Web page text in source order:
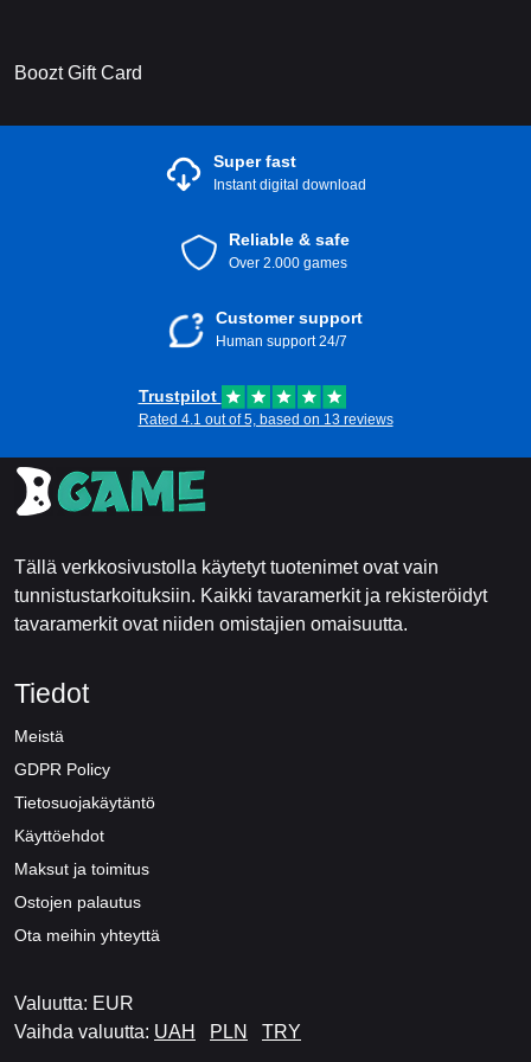
Boozt Gift Card
Super fast
Instant digital download
Reliable & safe
Over 2.000 games
Customer support
Human support 24/7
Trustpilot
Rated 4.1 out of 5, based on 13 reviews
Tällä verkkosivustolla käytetyt tuotenimet ovat vain
tunnistustarkoituksiin. Kaikki tavaramerkit ja rekisteröidyt
tavaramerkit ovat niiden omistajien omaisuutta.
Tiedot
Meistä
GDPR Policy
Tietosuojakäytäntö
Käyttöehdot
Maksut ja toimitus
Ostojen palautus
Ota meihin yhteyttä
Valuutta: EUR
Vaihda valuutta: UAH PLN TRY